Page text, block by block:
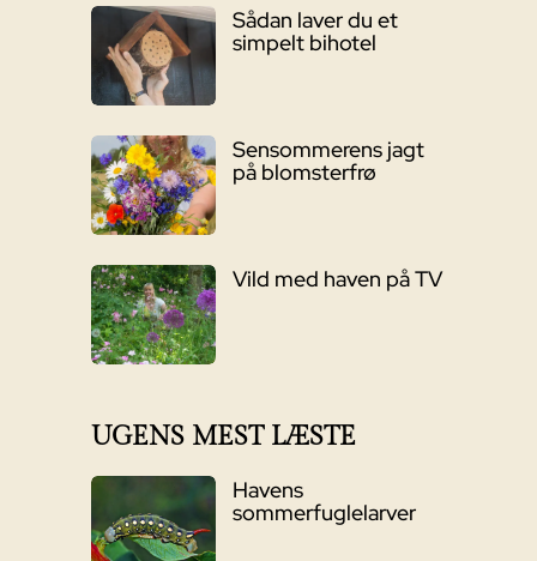
Sådan laver du et
simpelt bihotel
Sensommerens jagt
på blomsterfrø
Vild med haven på TV
UGENS MEST LÆSTE
Havens
sommerfuglelarver